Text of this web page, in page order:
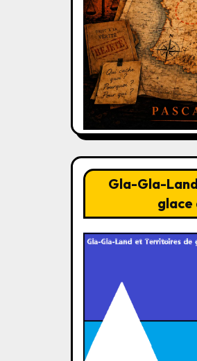
Gla-Gla-
glace